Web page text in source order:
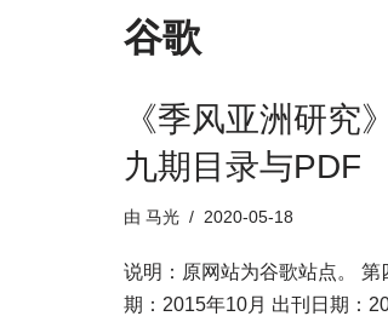
谷歌
《季风亚洲研究
九期目录与PDF
由 马光 2020-05-18
说明：原网站为谷歌站点。 第
期：2015年10月 出刊日期：